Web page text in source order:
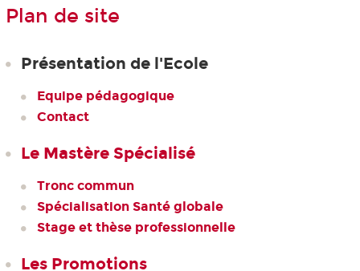
Plan de site
Présentation de l'Ecole
Equipe pédagogique
Contact
Le Mastère Spécialisé
Tronc commun
Spécialisation Santé globale
Stage et thèse professionnelle
Les Promotions